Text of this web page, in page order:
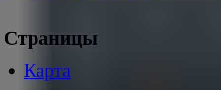
Страницы
Карта